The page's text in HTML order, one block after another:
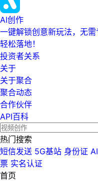
AI创作
一键解锁创意新玩法，无
轻松落地！
投资者关系
关于
关于聚合
聚合动态
合作伙伴
API百科
热门搜索
短信发送 5G基站 身份证
票 实名认证
首页